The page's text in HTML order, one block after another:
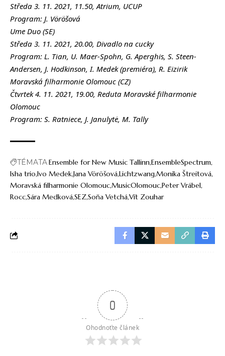
Středa 3. 11. 2021, 11.50, Atrium, UCUP
Program: J. Vöröšová
Ume Duo (SE)
Středa 3. 11. 2021, 20.00, Divadlo na cucky
Program: L. Tian, U. Maer-Spohn, G. Aperghis, S. Steen-
Andersen, J. Hodkinson, I. Medek (premiéra), R. Eizirik
Moravská filharmonie Olomouc (CZ)
Čtvrtek 4. 11. 2021, 19.00, Reduta Moravské filharmonie
Olomouc
Program: S. Ratniece, J. Janulytė, M. Tally
TÉMATAEnsemble for New Music TallinnEnsembleSpectrum
Isha trio Ivo MedekJana VöröšováLichtzwangMonika Štreitová
Moravská filharmonie OlomoucMusicOlomoucPeter Vrábel
RoccSára MedkováSEZSoňa VetcháVít Zouhar
0
Ohodnoťte článek